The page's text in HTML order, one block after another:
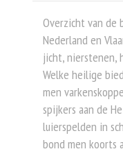
Overzicht van de
Nederland en
jicht, nierstenen,
Welke heilige
men
spijkers aan de
luierspelden in
bond men koorts